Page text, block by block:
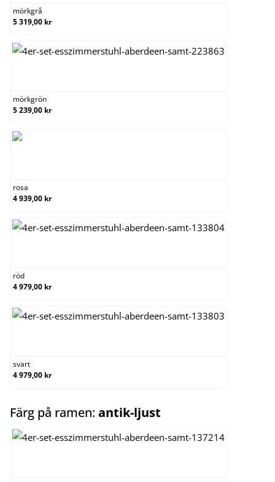
mörkgrå
5 319,00 kr
mörkgrön
5 239,00 kr
rosa
4 939,00 kr
röd
4 979,00 kr
svart
4 979,00 kr
Färg på ramen: antik-ljust